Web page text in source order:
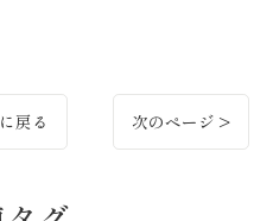
戻る 次のページ >